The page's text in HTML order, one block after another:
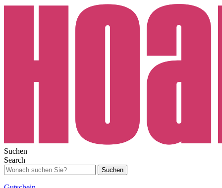
Suchen
Search
Suchen